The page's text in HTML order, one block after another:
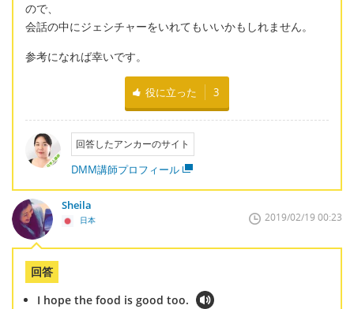
ので、
会話の中にジェシチャーをいれてもいいかもしれません。
参考になれば幸いです。
役に立った 3
回答したアンカーのサイト
DMM講師プロフィール
Sheila
日本 2019/02/19 00:23
回答
I hope the food is good too.